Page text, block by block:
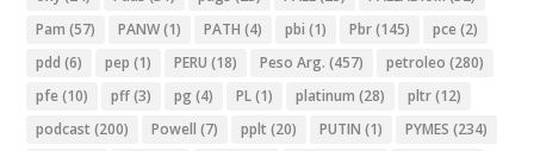
Pam (57) PANW(1) PATH (4) pbi (1) Pbr(145) pce (2)
pdd (6) pep (1) PERU (18) Peso Arg. (457) petroleo (280)
pfe (10) pff(3) pg (4) PL(1) platinum (28) pltr(12)
podcast (200) Powell (7) pplt (20) PUTIN (1) PYMES (234)